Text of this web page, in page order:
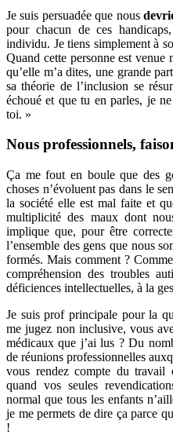
Je suis persuadée que nous
pour chacun de ces
individu. Je tiens simplement à
Quand cette personne est
qu’elle m’a dites, une grande
sa théorie de l’inclusion se
échoué et que tu en parles, je
toi. »
Nous professionnels,
Ça me fout en boule que des
choses n’évoluent pas dans le
la société elle est mal faite et
multiplicité des maux dont
implique que, pour être
l’ensemble des gens que nous
formés. Mais comment ?
compréhension des troubles
déficiences intellectuelles, à la
Je suis prof principale pour la
me jugez non inclusive, vous
médicaux que j’ai lus ? Du
de réunions professionnelles
vous rendez compte du travail
quand vos seules
normal que tous les enfants
je me permets de dire ça parce
!